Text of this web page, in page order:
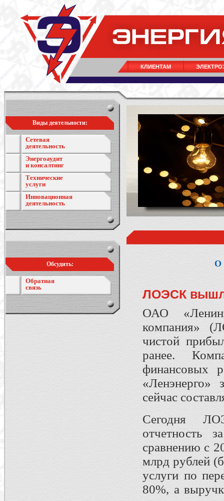
КЛИЕНТАМ
Виды деятельности:
Сетевая
деятельность
Энергоаудит
и консалтинг
Технические
услуги
Инновационная
деятельность
Обсудить:
Обратная
связь
О
ЛОЭСК
ОАО
компания»
чистой
ранее.
финансовых
«Ленэнерго»
сейчас
Сегодня
отчетность
сравнению с
млрд рублей
услуги по
80%, а